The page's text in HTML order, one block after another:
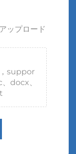
ップロード
suppor
docx、